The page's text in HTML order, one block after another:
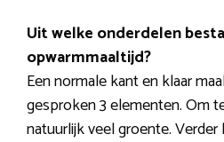
Uit welke onderdelen
opwarmmaaltijd?
Een normale kant en klaar
gesproken 3 elementen. Om
natuurlijk veel groente.